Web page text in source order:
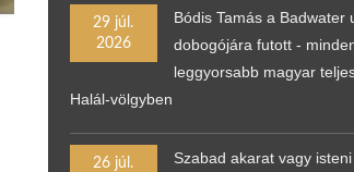
29 júl.
2026
Bódis Tamás a Badwater
dobogójára futott -
leggyorsabb magyar
Halál-völgyben
26 júl.
Szabad akarat vagy